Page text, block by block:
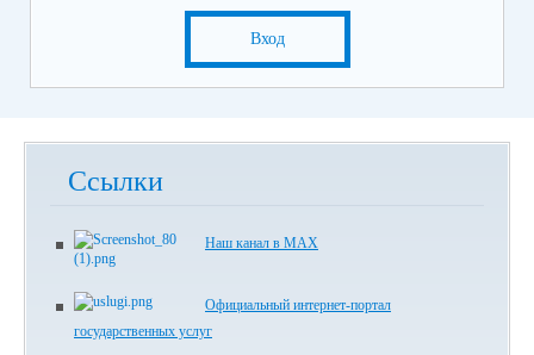
Вход
Ссылки
Наш канал в МАХ
Официальный интернет-портал
государственных услуг